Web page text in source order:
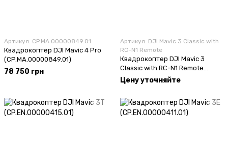
Артикул: CP.MA.00000849.01
Квадрокоптер DJI Mavic 4 Pro
(CP.MA.00000849.01)
78 750 грн
Артикул: DJI Mavic 3 Classic with
RC-N1 Remote
Квадрокоптер DJI Mavic 3
Classic with RC-N1 Remote
(CP.MA.00000596.01)
Цену уточняйте